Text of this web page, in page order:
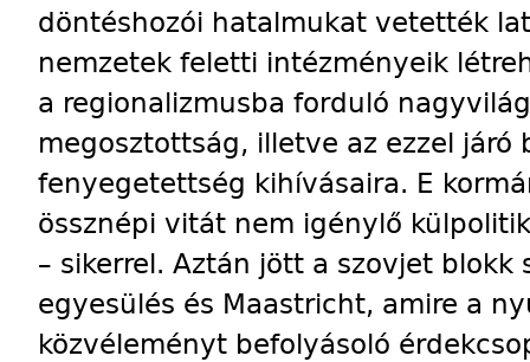
döntéshozói hatalmukat vetették
nemzetek feletti intézményeik
a regionalizmusba forduló
megosztottság, illetve az ezzel járó
fenyegetettség kihívásaira. E
össznépi vitát nem igénylő
– sikerrel. Aztán jött a szovjet blokk
egyesülés és Maastricht, amire a
közvéleményt befolyásoló